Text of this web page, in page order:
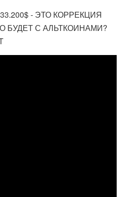
- ЭТО КОРРЕКЦИЯ
БУДЕТ С АЛЬТКОИНАМИ?